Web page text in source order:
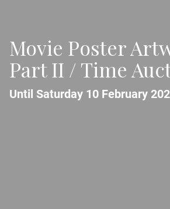
Movie Poster
Part II / Time
Until Saturday 10 February